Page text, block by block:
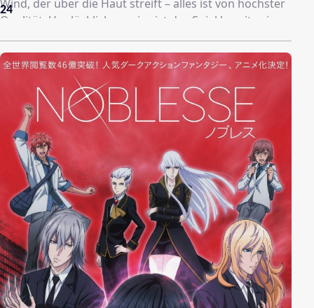
Wind, der über die Haut streift – alles ist von höchster
Qualität. Unglücklicherweise ist das Spiel bereits eine
virtuelle Geisterstadt, nachdem es Beschwerden
darüber gab, dass dieses für das eigene Wohl etwas
zu realistisch sei. Es ist nahezu unmöglich, die Quests
abzuschließen, da die Spieler in »Kiwame Quest«
körperlich genauso fit sein müssen, wie sie es im
realen Leben sein müssten, um diese Aufgabe zu
erfüllen. Die Spieler spüren echte Schmerzen, wenn sie
getroffen werden, und die Heilung von Stichwunden
dauert Tage.
24